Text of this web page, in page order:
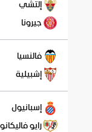
إلتشي
جيرونا
فالنسيا
إشبيلية
إسبانيول
رايو فاليكانو